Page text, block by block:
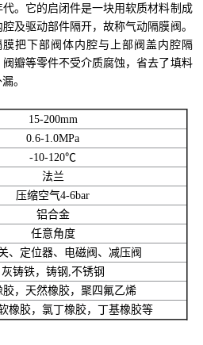
。它的启闭件是一块用软质材料制成
及驱动部件隔开，故称气动隔膜阀。
把下部阀体内腔与上部阀盖内腔隔
瓣等零件不受介质腐蚀，省去了填料
。
15-200mm
0.6-1.0MPa
-10-120℃
法兰
压缩空气4-6bar
铝合金
任意角度
、定位器、电磁阀、减压阀
灰铸铁，铸钢,不锈钢
胶，天然橡胶，聚四氟乙烯
橡胶，氯丁橡胶，丁基橡胶等